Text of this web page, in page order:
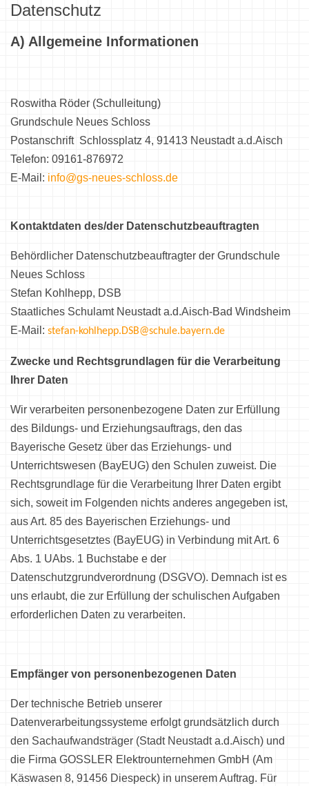
Datenschutz
A) Allgemeine Informationen
Roswitha Röder (Schulleitung)
Grundschule Neues Schloss
Postanschrift Schlossplatz 4, 91413 Neustadt a.d.Aisch
Telefon: 09161-876972
E-Mail: info@gs-neues-schloss.de
Kontaktdaten des/der Datenschutzbeauftragten
Behördlicher Datenschutzbeauftragter der Grundschule
Neues Schloss
Stefan Kohlhepp, DSB
Staatliches Schulamt Neustadt a.d.Aisch-Bad Windsheim
E-Mail: stefan-kohlhepp.DSB@schule.bayern.de
Zwecke und Rechtsgrundlagen für die Verarbeitung
Ihrer Daten
Wir verarbeiten personenbezogene Daten zur Erfüllung
des Bildungs- und Erziehungsauftrags, den das
Bayerische Gesetz über das Erziehungs- und
Unterrichtswesen (BayEUG) den Schulen zuweist. Die
Rechtsgrundlage für die Verarbeitung Ihrer Daten ergibt
sich, soweit im Folgenden nichts anderes angegeben ist,
aus Art. 85 des Bayerischen Erziehungs- und
Unterrichtsgesetztes (BayEUG) in Verbindung mit Art. 6
Abs. 1 UAbs. 1 Buchstabe e der
Datenschutzgrundverordnung (DSGVO). Demnach ist es
uns erlaubt, die zur Erfüllung der schulischen Aufgaben
erforderlichen Daten zu verarbeiten.
Empfänger von personenbezogenen Daten
Der technische Betrieb unserer
Datenverarbeitungssysteme erfolgt grundsätzlich durch
den Sachaufwandsträger (Stadt Neustadt a.d.Aisch) und
die Firma GOSSLER Elektrounternehmen GmbH (Am
Käswasen 8, 91456 Diespeck) in unserem Auftrag. Für